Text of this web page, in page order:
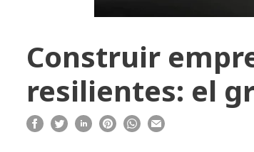
Construir
resilientes: el